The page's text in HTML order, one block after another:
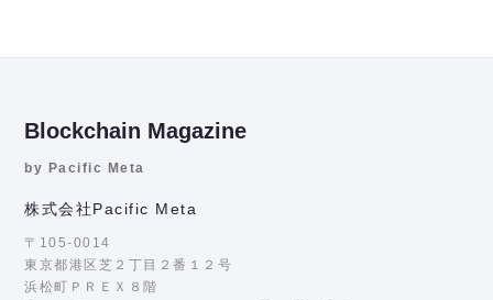
Blockchain Magazine
by Pacific Meta
株式会社Pacific Meta
〒105-0014
東京都港区芝２丁目２番１２号
浜松町ＰＲＥＸ８階